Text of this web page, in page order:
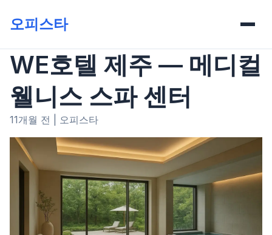
오피스타
WE호텔 제주 — 메디컬
웰니스 스파 센터
11개월 전 오피스타